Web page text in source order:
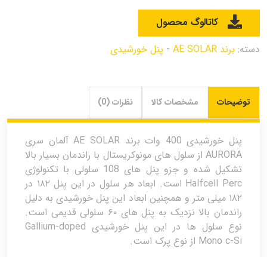
کاتالوگ محصول
دسته: برند AE SOLAR - پنل خورشیدی
توضیحات مشخصات کالا نظرات (0)
پنل خورشیدی 400 وات برند AE SOLAR آلمان سری
AURORA از سلول های مونوکریستال با راندمان بسیار بالا
تشکیل شده و جزو پنل های 108 سلولی با تکنولوژی
Halfcell Perc است. ابعاد هر سلول در این پنل ۱۸۲ در
۱۸۲ میلی متر و همچنین ابعاد این پنل خورشیدی به دلیل
راندمان بالا نزدیک به پنل های ۶۰ سلولی قدیمی است.
نوع سلول ها در این پنل خورشیدی Gallium-doped
Mono c-Si از نوع پرک است.